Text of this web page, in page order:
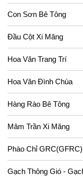
Con Sơn Bê Tông
Đầu Cột Xi Măng
Hoa Văn Trang Trí
Hoa Văn Đình Chùa
Hàng Rào Bê Tông
Mâm Trần Xi Măng
Phào Chỉ GRC(GFRC)
Gạch Thông Gió -